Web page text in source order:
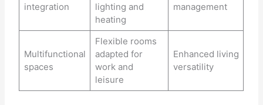
integration
lighting and
heating
management
Multifunctional
spaces
Flexible rooms
adapted for
work and
leisure
Enhanced living
versatility